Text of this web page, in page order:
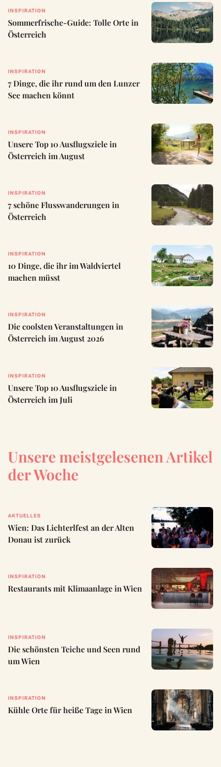
INSPIRATION
Sommerfrische-Guide: Tolle Orte in
Österreich
INSPIRATION
7 Dinge, die ihr rund um den Lunzer
See machen könnt
INSPIRATION
Unsere Top 10 Ausflugsziele in
Österreich im August
INSPIRATION
7 schöne Flusswanderungen in
Österreich
INSPIRATION
10 Dinge, die ihr im Waldviertel
machen müsst
INSPIRATION
Die coolsten Veranstaltungen in
Österreich im August 2026
INSPIRATION
Unsere Top 10 Ausflugsziele in
Österreich im Juli
Unsere meistgelesenen Artikel
der Woche
AKTUELLES
Wien: Das Lichterlfest an der Alten
Donau ist zurück
INSPIRATION
Restaurants mit Klimaanlage in Wien
INSPIRATION
Die schönsten Teiche und Seen rund
um Wien
INSPIRATION
Kühle Orte für heiße Tage in Wien